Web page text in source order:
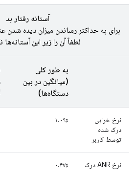
آستانه رفتار بد
برای به حداکثر رساندن میزان دیده شدن
لطفاً آن را زیر این آستانه‌ها
به طور کلی
(میانگین در بین
دستگاه‌ها)
نرخ خرابی
درک شده
توسط کاربر
۱.۰۹٪
نرخ ANR درک
۰.۴۷٪